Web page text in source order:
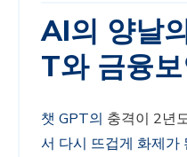
AI의 양날
T와 금융
챗 GPT의 충격이 2년
서 다시 뜨겁게 화제가